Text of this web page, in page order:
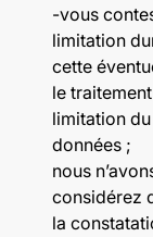
-vous
limitation
cette
le
limitation
données ;
nous
considérez
la